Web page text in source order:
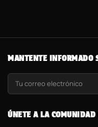
MANTENTE INFORMADO
ÚNETE A LA COMUNIDAD